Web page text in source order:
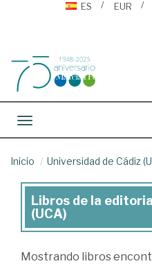
ES
EUR
Toggle navigation
Inicio Universidad de Cádiz
Libros
de
la
Libros de la
(UCA)
Mostrando libros